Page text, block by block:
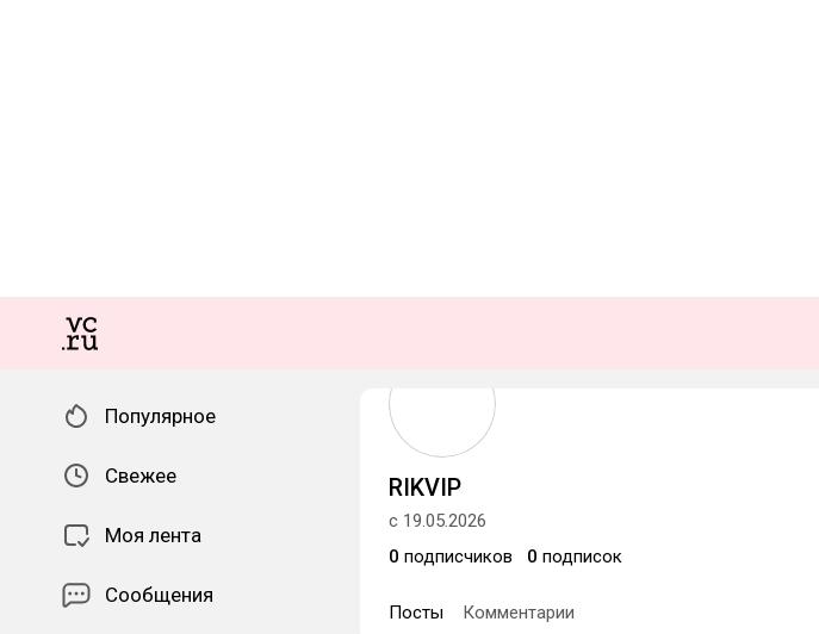
Популярное
Свежее
Моя лента
Сообщения
RIKVIP
с 19.05.2026
0 подписчиков 0 подписок
Посты Комментарии